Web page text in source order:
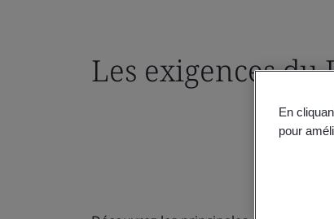
Les exigences
En
pour